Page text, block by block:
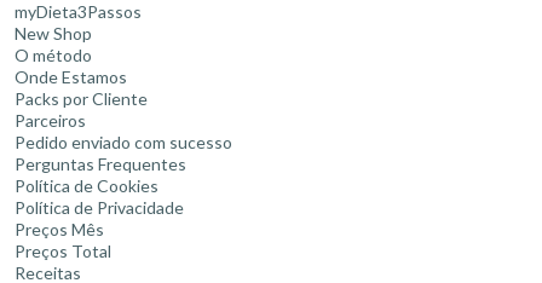
myDieta3Passos
New Shop
O método
Onde Estamos
Packs por Cliente
Parceiros
Pedido enviado com sucesso
Perguntas Frequentes
Política de Cookies
Política de Privacidade
Preços Mês
Preços Total
Receitas